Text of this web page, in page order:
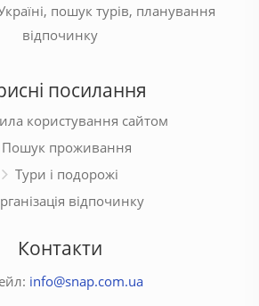
пошук турів, планування
відпочинку
посилання
користування сайтом
Пошук проживання
Тури і подорожі
відпочинку
Контакти
info@snap.com.ua